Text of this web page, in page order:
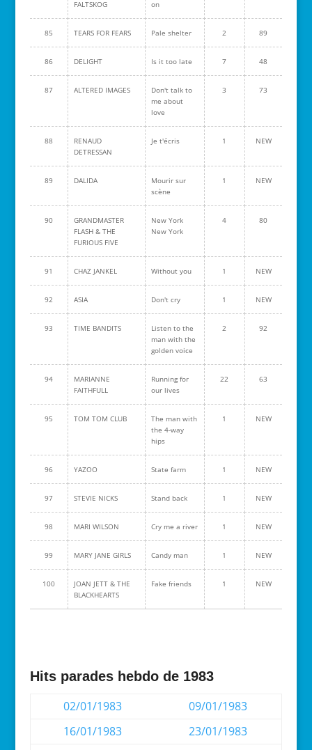
FALTSKOG on
85 TEARS FOR FEARS Pale shelter 2 89
86 DELIGHT Is it too late 7 48
87 ALTERED IMAGES
Don't talk to
me about
love
3 73
88
RENAUD
DETRESSAN
Je t'écris 1 NEW
89 DALIDA
Mourir sur
scène
1 NEW
90
GRANDMASTER
FLASH & THE
FURIOUS FIVE
New York
New York
4 80
91 CHAZ JANKEL Without you 1 NEW
92 ASIA Don't cry 1 NEW
93 TIME BANDITS
Listen to the
man with the
golden voice
2 92
94
MARIANNE
FAITHFULL
Running for
our lives
22 63
95 TOM TOM CLUB
The man with
the 4-way
hips
1 NEW
96 YAZOO State farm 1 NEW
97 STEVIE NICKS Stand back 1 NEW
98 MARI WILSON Cry me a river 1 NEW
99 MARY JANE GIRLS Candy man 1 NEW
100
JOAN JETT & THE
BLACKHEARTS
Fake friends 1 NEW
Hits parades hebdo de 1983
02/01/1983
09/01/1983
16/01/1983
23/01/1983